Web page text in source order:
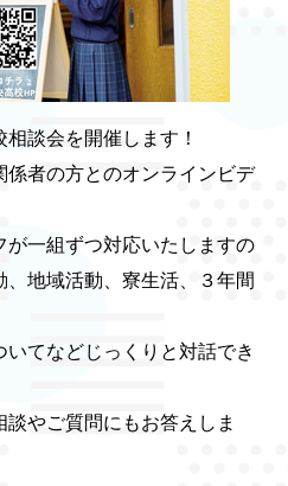
談会を開催します！
者の方とのオンラインビデ
一組ずつ対応いたしますの
地域活動、寮生活、３年間
てなどじっくりと対話でき
やご質問にもお答えしま